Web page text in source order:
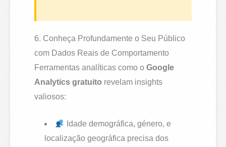
6. Conheça Profundamente o Seu Público
com Dados Reais de Comportamento
Ferramentas analíticas como oGoogle
Analytics gratuito revelam insights
valiosos:
Idade demográfica, género, e
localização geográfica precisa dos